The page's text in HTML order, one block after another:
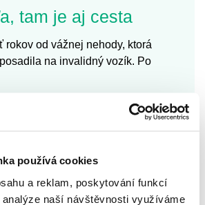
používá cookies
a reklam, poskytování funkcí
naší návštěvnosti využíváme
tam je aj cesta
rokov od vážnej nehody, ktorá
na invalidný vozík. Po
čo vaše telo